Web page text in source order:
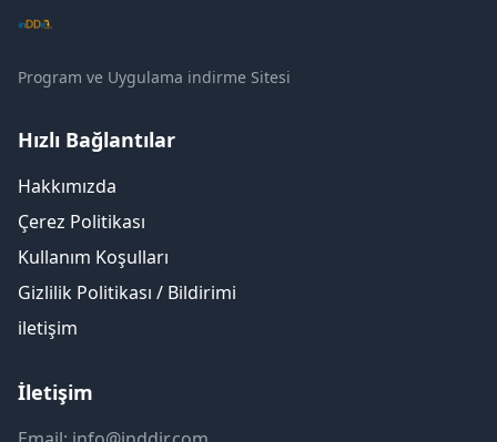
Program ve Uygulama indirme Sitesi
Hızlı Bağlantılar
Hakkımızda
Çerez Politikası
Kullanım Koşulları
Gizlilik Politikası / Bildirimi
iletişim
İletişim